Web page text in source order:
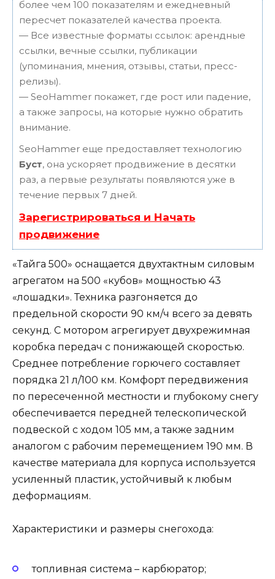
более чем 100 показателям и ежедневный
пересчет показателей качества проекта.
— Все известные форматы ссылок: арендные
ссылки, вечные ссылки, публикации
(упоминания, мнения, отзывы, статьи, пресс-
релизы).
— SeoHammer покажет, где рост или падение,
а также запросы, на которые нужно обратить
внимание.
SeoHammer еще предоставляет технологию
Буст, она ускоряет продвижение в десятки
раз, а первые результаты появляются уже в
течение первых 7 дней.
Зарегистрироваться и Начать
продвижение
«Тайга 500» оснащается двухтактным силовым
агрегатом на 500 «кубов» мощностью 43
«лошадки». Техника разгоняется до
предельной скорости 90 км/ч всего за девять
секунд. С мотором агрегирует двухрежимная
коробка передач с понижающей скоростью.
Среднее потребление горючего составляет
порядка 21 л/100 км. Комфорт передвижения
по пересеченной местности и глубокому снегу
обеспечивается передней телескопической
подвеской с ходом 105 мм, а также задним
аналогом с рабочим перемещением 190 мм. В
качестве материала для корпуса используется
усиленный пластик, устойчивый к любым
деформациям.
Характеристики и размеры снегохода:
топливная система – карбюратор;